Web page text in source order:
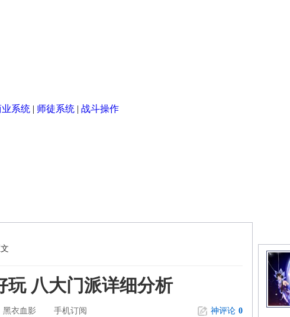
业系统 | 师徒系统 | 战斗操作
玩 八大门派详细分析
黑衣血影 手机订阅 神评论 0